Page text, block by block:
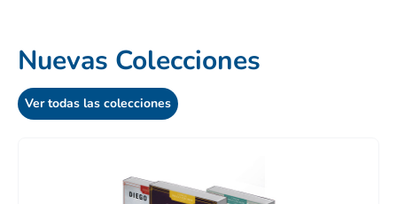
Nuevas Colecciones
Ver todas las colecciones